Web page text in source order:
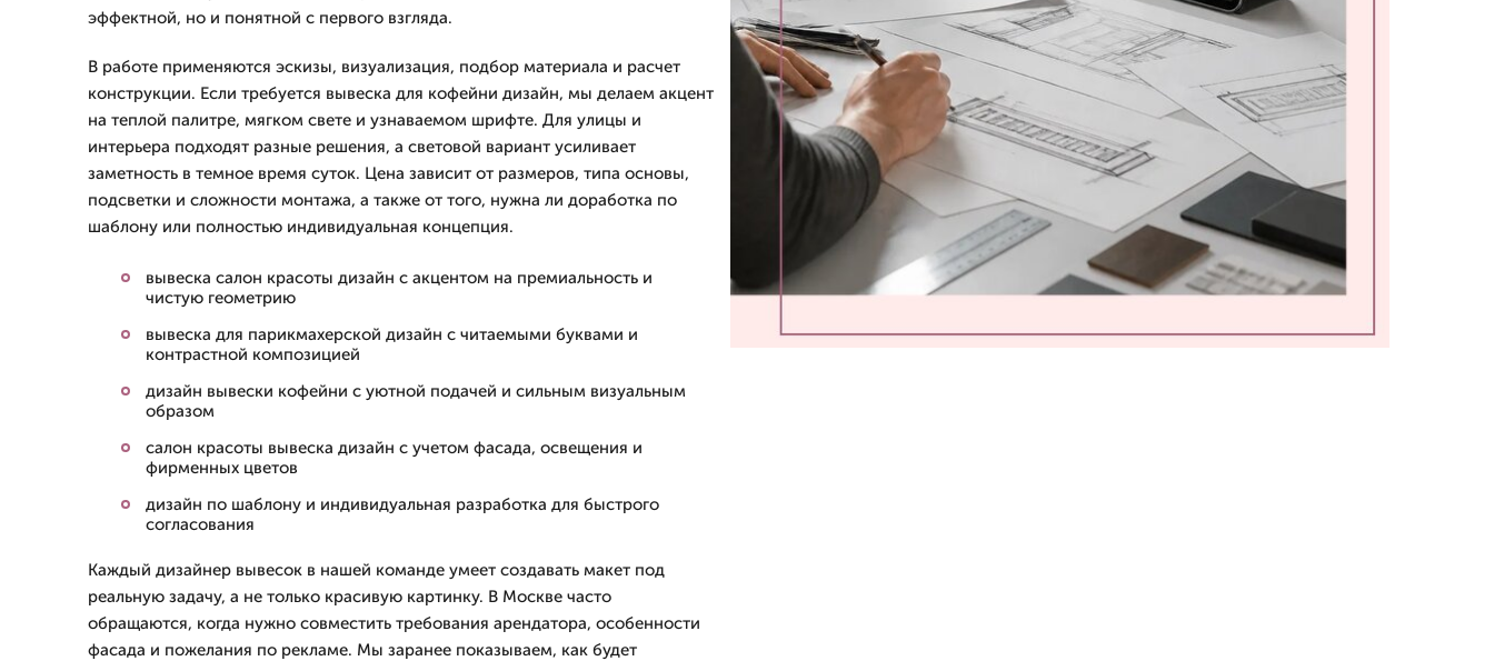
эффектной, но и понятной с первого взгляда.
В работе применяются эскизы, визуализация, подбор материала и расчет
конструкции. Если требуется вывеска для кофейни дизайн, мы делаем акцент
на теплой палитре, мягком свете и узнаваемом шрифте. Для улицы и
интерьера подходят разные решения, а световой вариант усиливает
заметность в темное время суток. Цена зависит от размеров, типа основы,
подсветки и сложности монтажа, а также от того, нужна ли доработка по
шаблону или полностью индивидуальная концепция.
вывеска салон красоты дизайн с акцентом на премиальность и
чистую геометрию
вывеска для парикмахерской дизайн с читаемыми буквами и
контрастной композицией
дизайн вывески кофейни с уютной подачей и сильным визуальным
образом
салон красоты вывеска дизайн с учетом фасада, освещения и
фирменных цветов
дизайн по шаблону и индивидуальная разработка для быстрого
согласования
Каждый дизайнер вывесок в нашей команде умеет создавать макет под
реальную задачу, а не только красивую картинку. В Москве часто
обращаются, когда нужно совместить требования арендатора, особенности
фасада и пожелания по рекламе. Мы заранее показываем, как будет